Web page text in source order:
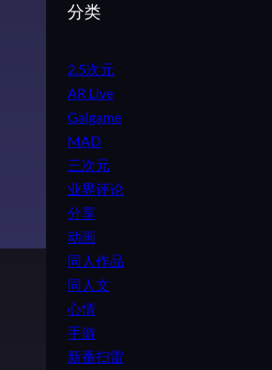
分类
2.5次元
AR Live
Galgame
MAD
三次元
业界评论
分享
动画
同人作品
同人文
心情
手游
新番扫雷